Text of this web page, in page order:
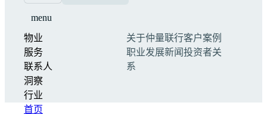
menu
物业
服务
联系人
洞察
行业
关于仲量联行客户案例
职业发展新闻投资者关
系
首页